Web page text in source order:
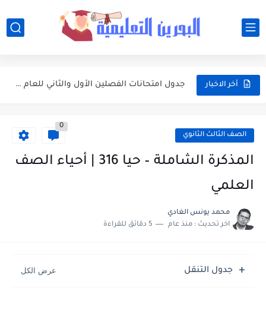
أخر الاخبار
مواعيد العطل المدرسية والرسمية في البحرين خلال العام الدراسي 2026-2027
مواعيد بداية ونهاية الفصول الدراسية في البحرين للعام الدراسي 2026-2027
تعبير: فضل العشر الأوائل من ذي الحجة واغتنامها بالطاعات
موضوع التعبير: يوم عرفة ميثاق يتجدد
الصف الثالث الثانوي
0
المذكرة الشاملة – حيا 316 | أحياء الصف
العلمي
محمد يونس الغادي
اخر تحديث : منذ عام 5 دقائق للقراءة
جدول التنقل